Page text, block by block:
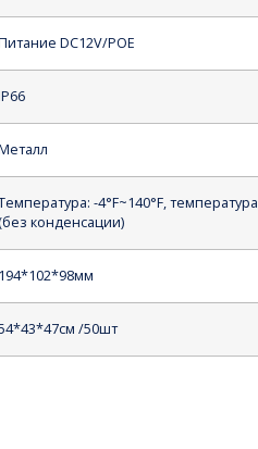
DC12V/POE
-4°F~140°F,
конденсации)
194*102*98мм
/50шт